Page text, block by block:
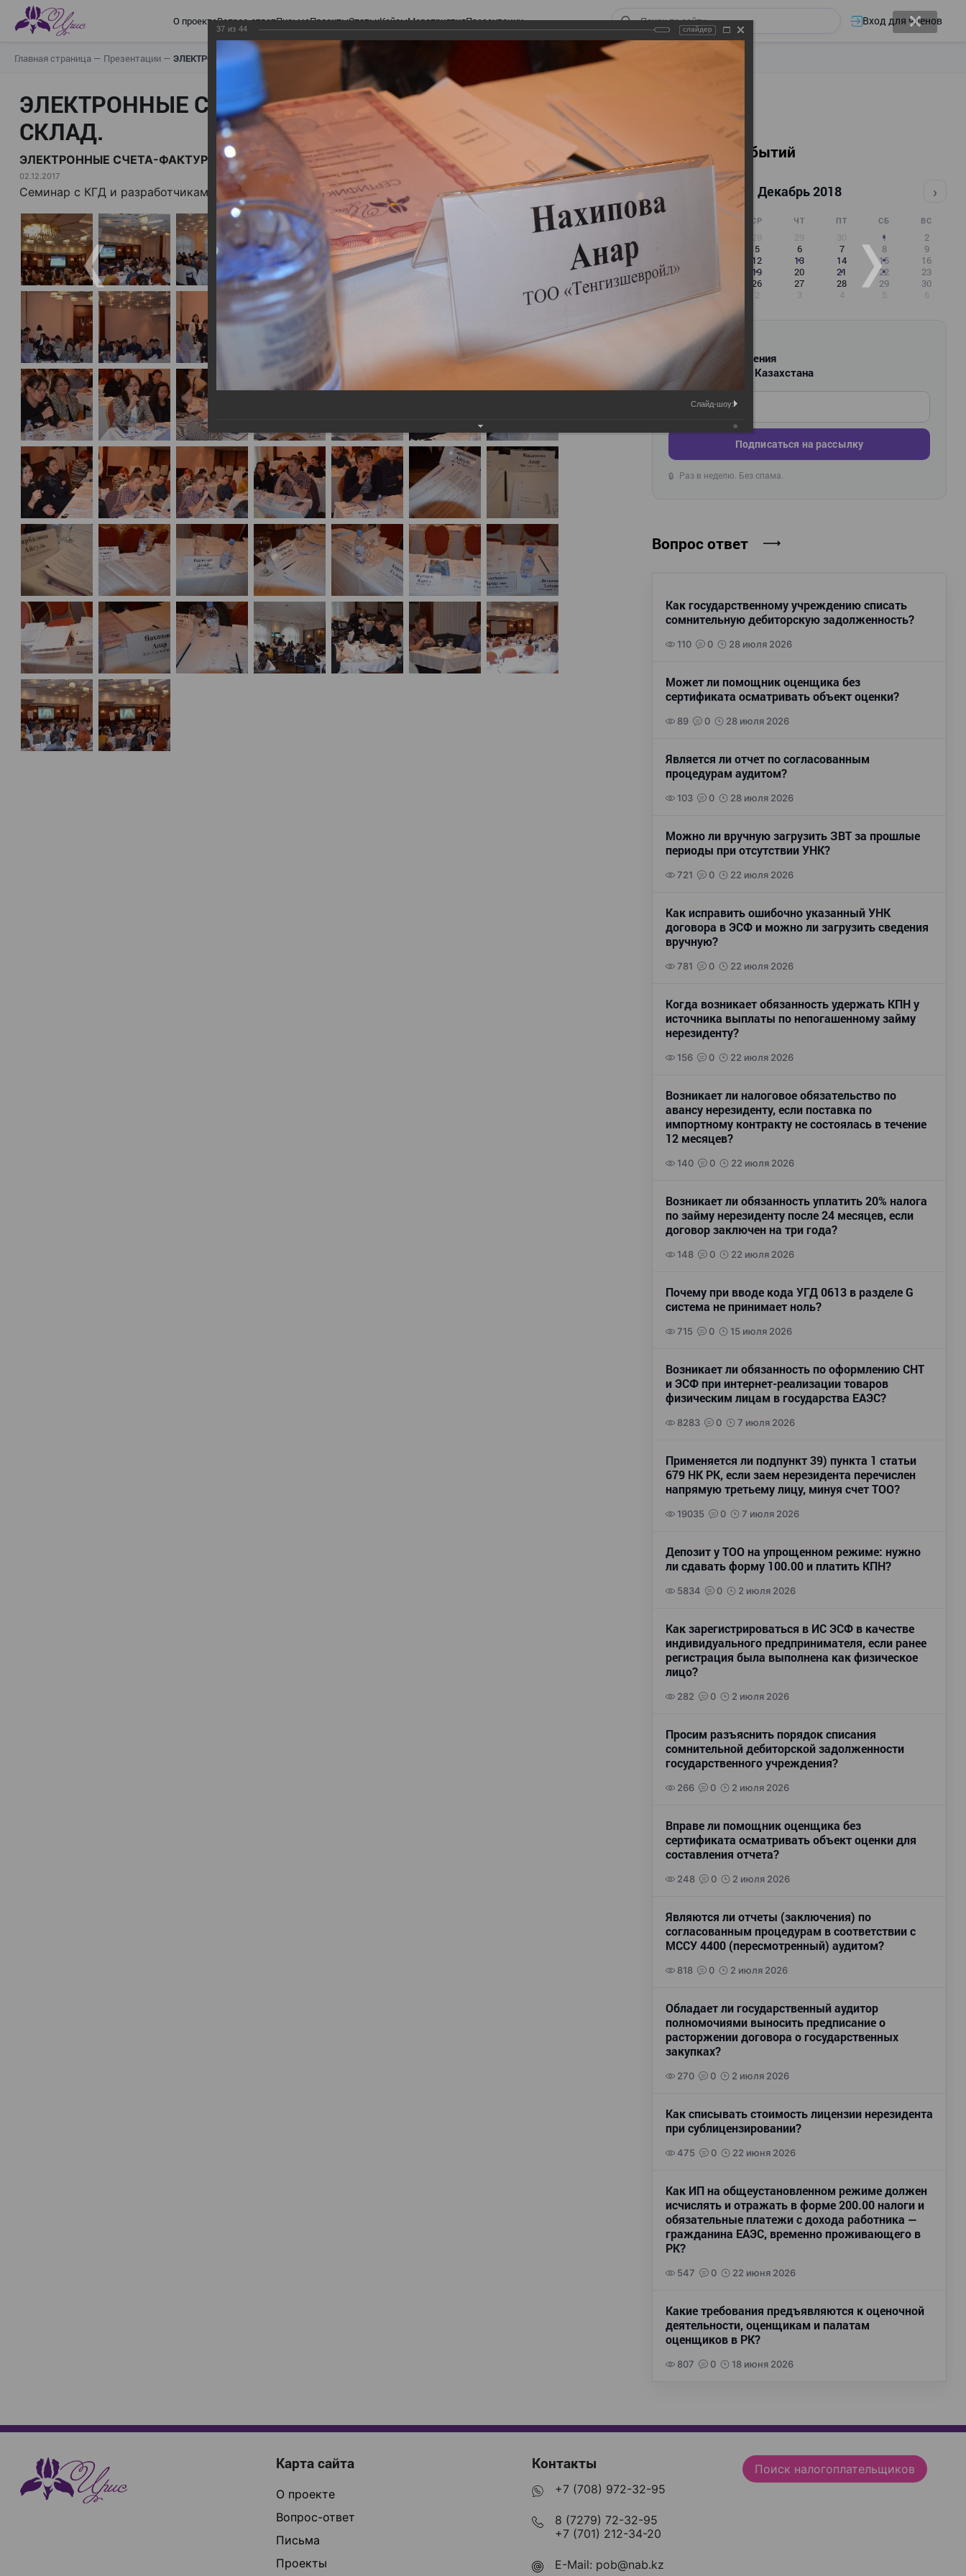
О проектеВопрос-ответПисьмаПроектыСтатьиКейсыМероприятияПрезентации Вход для членов
Главная страница — Презентации — ЭЛЕКТРОННЫЕ СЧЕТА-ФАКТУРЫ. ВИРТУАЛЬНЫЙ СКЛАД.
ЭЛЕКТРОННЫЕ СЧЕТА-ФАКТУРЫ. ВИРТУАЛЬНЫЙ
СКЛАД.
ЭЛЕКТРОННЫЕ СЧЕТА-ФАКТУРЫ. ВИРТУАЛЬНЫЙ СКЛАД.
02.12.2017
Семинар с КГД и разработчиками
Календарь событий
Декабрь 2018 ›
СР ЧТ ПТ СБ ВС
28 29 30 1
2
5 6 7 8
9
12 13 14 15
16
17
19 20 21 22
23
26 27 28 29
30
1 2 3 4 5 6
РАССЫЛКА
Новости и изменения
для бухгалтеров Казахстана
Введите ваш e-mail
Подписаться на рассылку
🔒 Раз в неделю. Без спама.
Вопрос ответ
Как государственному учреждению списать
сомнительную дебиторскую задолженность?
110 0 28 июля 2026
Может ли помощник оценщика без
сертификата осматривать объект оценки?
89 0 28 июля 2026
Является ли отчет по согласованным
процедурам аудитом?
103 0 28 июля 2026
Можно ли вручную загрузить ЗВТ за прошлые
периоды при отсутствии УНК?
721 0 22 июля 2026
Как исправить ошибочно указанный УНК
договора в ЭСФ и можно ли загрузить сведения
вручную?
781 0 22 июля 2026
Когда возникает обязанность удержать КПН у
источника выплаты по непогашенному займу
нерезиденту?
156 0 22 июля 2026
Возникает ли налоговое обязательство по
авансу нерезиденту, если поставка по
импортному контракту не состоялась в течение
12 месяцев?
140 0 22 июля 2026
Возникает ли обязанность уплатить 20% налога
по займу нерезиденту после 24 месяцев, если
договор заключен на три года?
148 0 22 июля 2026
Почему при вводе кода УГД 0613 в разделе G
система не принимает ноль?
715 0 15 июля 2026
Возникает ли обязанность по оформлению СНТ
и ЭСФ при интернет-реализации товаров
физическим лицам в государства ЕАЭС?
8283 0 7 июля 2026
Применяется ли подпункт 39) пункта 1 статьи
679 НК РК, если заем нерезидента перечислен
напрямую третьему лицу, минуя счет ТОО?
19035 0 7 июля 2026
Депозит у ТОО на упрощенном режиме: нужно
ли сдавать форму 100.00 и платить КПН?
5834 0 2 июля 2026
Как зарегистрироваться в ИС ЭСФ в качестве
индивидуального предпринимателя, если ранее
регистрация была выполнена как физическое
лицо?
282 0 2 июля 2026
Просим разъяснить порядок списания
сомнительной дебиторской задолженности
государственного учреждения?
266 0 2 июля 2026
Вправе ли помощник оценщика без
сертификата осматривать объект оценки для
составления отчета?
248 0 2 июля 2026
Являются ли отчеты (заключения) по
согласованным процедурам в соответствии с
МССУ 4400 (пересмотренный) аудитом?
818 0 2 июля 2026
Обладает ли государственный аудитор
полномочиями выносить предписание о
расторжении договора о государственных
закупках?
270 0 2 июля 2026
Как списывать стоимость лицензии нерезидента
при сублицензировании?
475 0 22 июня 2026
Как ИП на общеустановленном режиме должен
исчислять и отражать в форме 200.00 налоги и
обязательные платежи с дохода работника —
гражданина ЕАЭС, временно проживающего в
РК?
547 0 22 июня 2026
Какие требования предъявляются к оценочной
деятельности, оценщикам и палатам
оценщиков в РК?
807 0 18 июня 2026
Карта сайта
О проекте
Вопрос-ответ
Письма
Проекты
Контакты
+7 (708) 972-32-95
8 (7279) 72-32-95
+7 (701) 212-34-20
E-Mail: pob@nab.kz
Поиск налогоплательщиков
37 из 44 слайдер
Слайд-шоу: